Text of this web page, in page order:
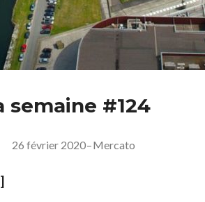
semaine #124
26 février 2020–Mercato